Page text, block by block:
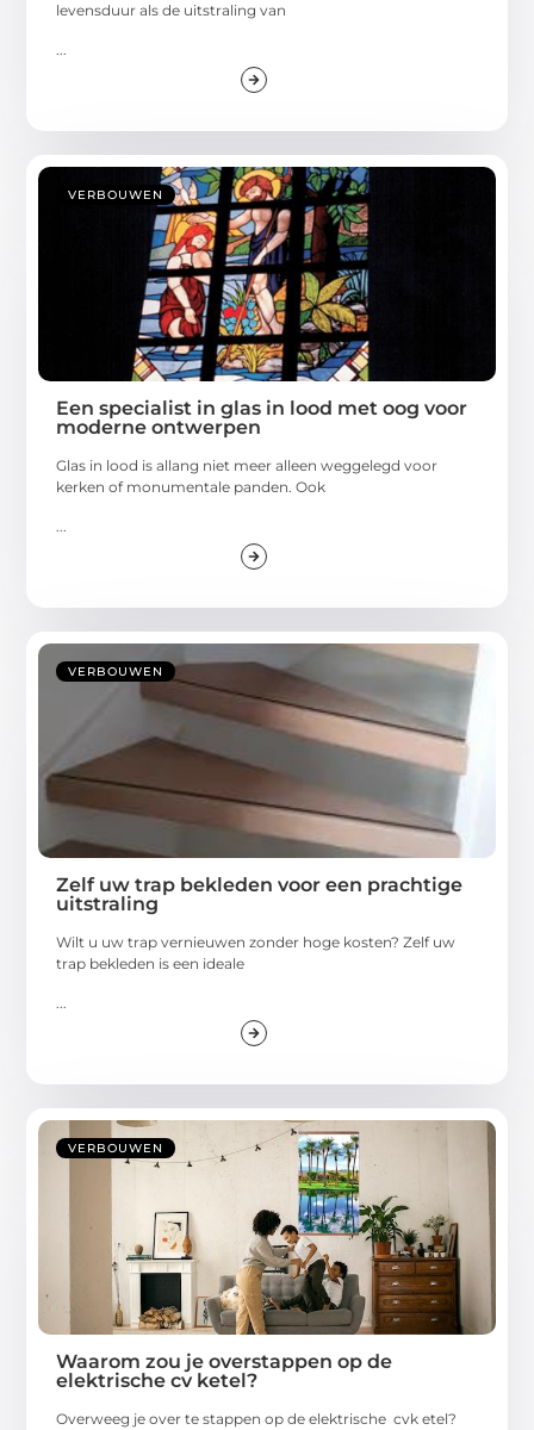
levensduur als de uitstraling van
VERBOUWEN
Een specialist in glas in lood met oog voor
moderne ontwerpen
Glas in lood is allang niet meer alleen weggelegd voor
kerken of monumentale panden. Ook
VERBOUWEN
Zelf uw trap bekleden voor een prachtige
uitstraling
Wilt u uw trap vernieuwen zonder hoge kosten? Zelf uw
trap bekleden is een ideale
VERBOUWEN
Waarom zou je overstappen op de
elektrische cv ketel?
Overweeg je over te stappen op de elektrische cvk etel?